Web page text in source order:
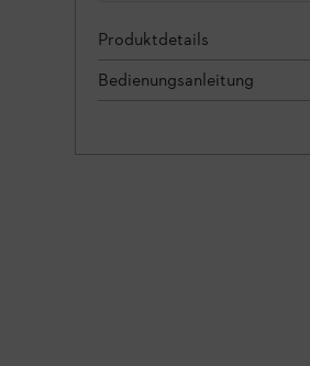
Produktdetails
Bedienungsanleitung